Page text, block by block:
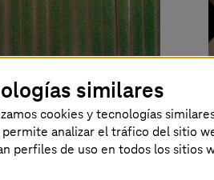
aguas
similares
cookies y tecnologías
analizar el tráfico del sitio
perfiles de uso en todos los sitios